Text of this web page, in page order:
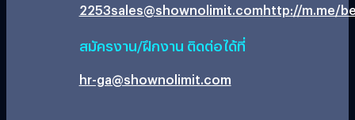
2253sales@shownolimit.comhttp://m.me/
สมัครงาน/ฝึกงาน ติดต่อได้ที่
hr-ga@shownolimit.com